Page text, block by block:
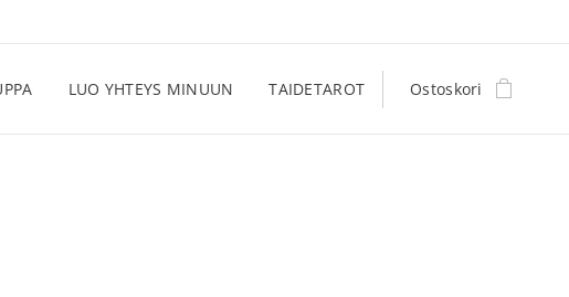
LUO YHTEYS MINUUN TAIDETAROT Ostoskori